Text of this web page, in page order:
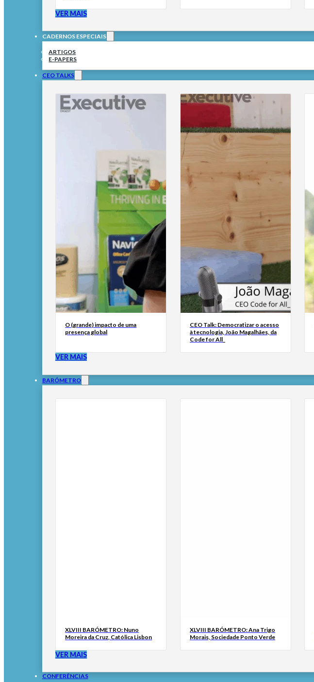
VER MAIS
CADERNOS ESPECIAIS
ARTIGOS
E-PAPERS
CEO TALKS
O (grande) impacto de uma
presença global
CEO Talk: Democratizar o acesso
à tecnologia, João Magalhães, da
Code for All_
VER MAIS
BARÓMETRO
XLVIII BARÓMETRO: Nuno
Moreira da Cruz, Católica Lisbon
XLVIII BARÓMETRO: Ana Trigo
Morais, Sociedade Ponto Verde
VER MAIS
CONFERÊNCIAS